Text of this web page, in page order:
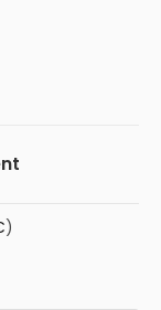
)